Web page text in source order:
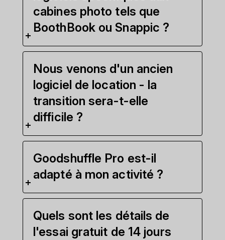
cabines photo tels que
BoothBook ou Snappic ?
Nous venons d'un ancien
logiciel de location - la
transition sera-t-elle
difficile ?
Goodshuffle Pro est-il
adapté à mon activité ?
Quels sont les détails de
l'essai gratuit de 14 jours